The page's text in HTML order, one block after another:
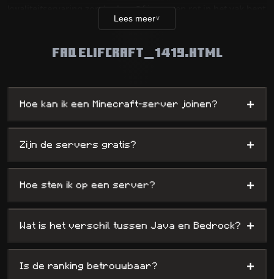
kwaliteitservaring zonder lag. Of je nu een rot in het vak bent
die een technische uitdaging zoekt of een nieuwe speler op
werelden — van survival tot complexe minigames — terwijl
Lees meer∨
FAQ ELIFCRAFT_1419.HTML
Hoe kan ik een Minecraft-server joinen? +
Zijn de servers gratis? +
Hoe stem ik op een server? +
Wat is het verschil tussen Java en Bedrock? +
Is de ranking betrouwbaar? +